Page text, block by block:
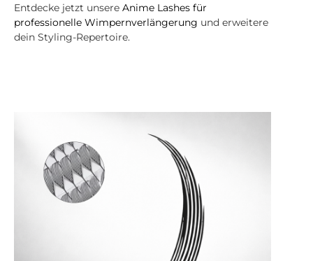
Entdecke jetzt unsere Anime Lashes für
professionelle Wimpernverlängerung und erweitere
dein Styling-Repertoire.